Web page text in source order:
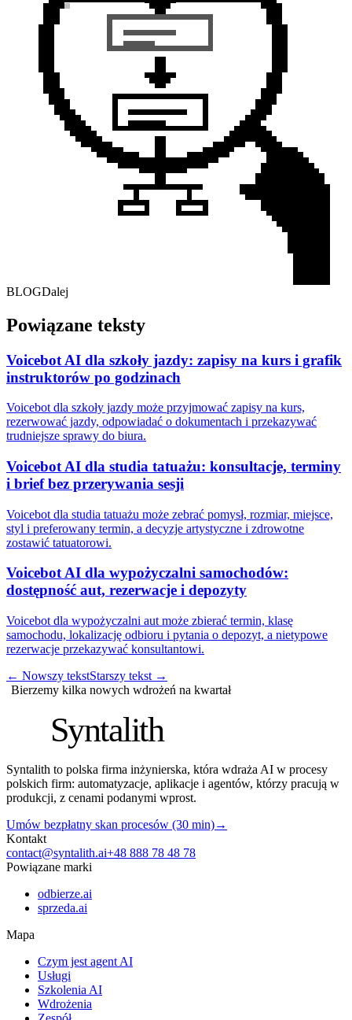
BLOGDalej
Powiązane teksty
Voicebot AI dla szkoły jazdy: zapisy na kurs i grafik
instruktorów po godzinach
Voicebot dla szkoły jazdy może przyjmować zapisy na kurs,
rezerwować jazdy, odpowiadać o dokumentach i przekazywać
trudniejsze sprawy do biura.
Voicebot AI dla studia tatuażu: konsultacje, terminy
i brief bez przerywania sesji
Voicebot dla studia tatuażu może zebrać pomysł, rozmiar, miejsce,
styl i preferowany termin, a decyzje artystyczne i zdrowotne
zostawić tatuatorowi.
Voicebot AI dla wypożyczalni samochodów:
dostępność aut, rezerwacje i depozyty
Voicebot dla wypożyczalni aut może zbierać termin, klasę
samochodu, lokalizację odbioru i pytania o depozyt, a nietypowe
rezerwacje przekazywać konsultantowi.
← Nowszy tekstStarszy tekst →
Bierzemy kilka nowych wdrożeń na kwartał
Syntalith
Syntalith to polska firma inżynierska, która wdraża AI w procesy
polskich firm: automatyzacje, aplikacje i agentów, którzy pracują w
produkcji, z cenami podanymi wprost.
Umów bezpłatny skan procesów (30 min)→
Kontakt
contact@syntalith.ai+48 888 78 48 78
Powiązane marki
odbierze.ai
sprzeda.ai
Mapa
Czym jest agent AI
Usługi
Szkolenia AI
Wdrożenia